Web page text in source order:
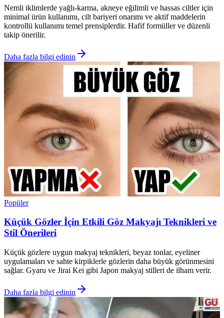
Nemli iklimlerde yağlı-karma, akneye eğilimli ve hassas ciltler için
minimal ürün kullanımı, cilt bariyeri onarımı ve aktif maddelerin
kontrollü kullanımı temel prensiplerdir. Hafif formüller ve düzenli
takip önerilir.
Daha fazla bilgi edinin
Popüler
Küçük Gözler İçin Etkili Göz Makyajı Teknikleri ve
Stil Önerileri
Küçük gözlere uygun makyaj teknikleri, beyaz tonlar, eyeliner
uygulamaları ve sahte kirpiklerle gözlerin daha büyük görünmesini
sağlar. Gyaru ve Jirai Kei gibi Japon makyaj stilleri de ilham verir.
Daha fazla bilgi edinin